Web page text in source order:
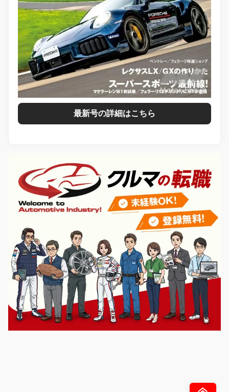
最新号の詳細はこちら